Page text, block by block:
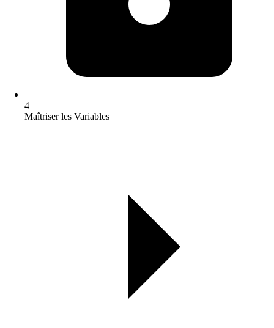
4
Maîtriser les Variables